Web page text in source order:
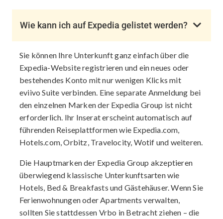
Wie kann ich auf Expedia gelistet werden?
Sie können Ihre Unterkunft ganz einfach über die
Expedia-Website registrieren und ein neues oder
bestehendes Konto mit nur wenigen Klicks mit
eviivo Suite verbinden. Eine separate Anmeldung bei
den einzelnen Marken der Expedia Group ist nicht
erforderlich. Ihr Inserat erscheint automatisch auf
führenden Reiseplattformen wie Expedia.com,
Hotels.com, Orbitz, Travelocity, Wotif und weiteren.
Die Hauptmarken der Expedia Group akzeptieren
überwiegend klassische Unterkunftsarten wie
Hotels, Bed & Breakfasts und Gästehäuser. Wenn Sie
Ferienwohnungen oder Apartments verwalten,
sollten Sie stattdessen Vrbo in Betracht ziehen – die